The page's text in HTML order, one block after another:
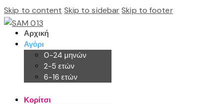
Skip to content Skip to sidebar Skip to footer
Αρχική
Αγόρι
0-24 μηνών
2-5 ετών
6-16 ετών
Κορίτσι